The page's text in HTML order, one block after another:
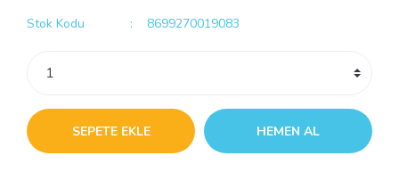
Stok Kodu 8699270019083
SEPETE EKLE HEMEN AL